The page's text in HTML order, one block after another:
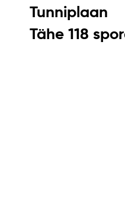
Tunniplaan
Tähe 118